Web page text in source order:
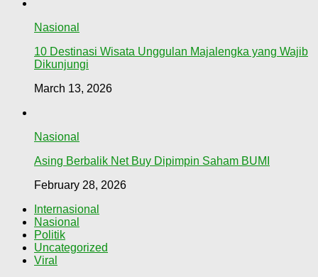
Nasional
10 Destinasi Wisata Unggulan Majalengka yang Wajib
Dikunjungi
March 13, 2026
Nasional
Asing Berbalik Net Buy Dipimpin Saham BUMI
February 28, 2026
Internasional
Nasional
Politik
Uncategorized
Viral